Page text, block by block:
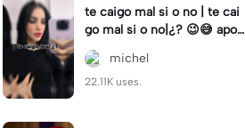
te caigo mal si o no | te cai
go mal si o no|¿? 😉😅 apoy
o
michel
22.11K uses.